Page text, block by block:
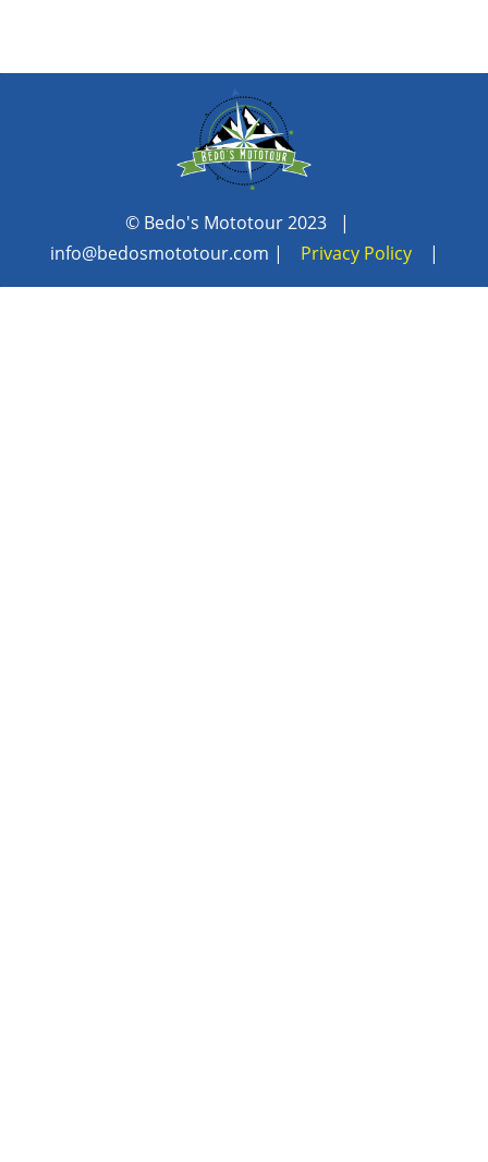
© Bedo's Mototour 2023 |
info@bedosmototour.com | Privacy Policy|